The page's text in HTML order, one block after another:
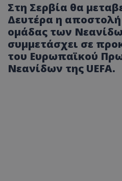
Στη Σερβία θα
Δευτέρα η αποστολή
ομάδας των
συμμετάσχει σε
του Ευρωπαϊκού
Νεανίδων της UEFA.